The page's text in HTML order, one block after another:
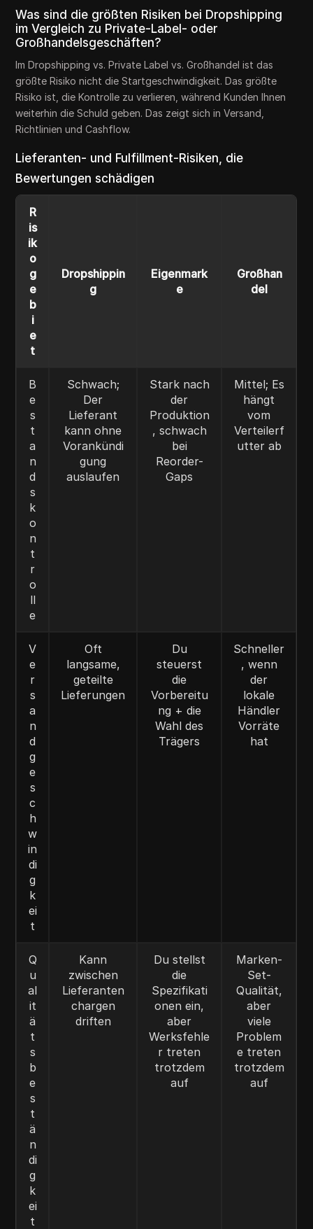
Was sind die größten Risiken bei Dropshipping
im Vergleich zu Private-Label- oder
Großhandelsgeschäften?
Im Dropshipping vs. Private Label vs. Großhandel ist das
größte Risiko nicht die Startgeschwindigkeit. Das größte
Risiko ist, die Kontrolle zu verlieren, während Kunden Ihnen
weiterhin die Schuld geben. Das zeigt sich in Versand,
Richtlinien und Cashflow.
Lieferanten- und Fulfillment-Risiken, die
Bewertungen schädigen
R
is
ik
o
g
e
b
i
e
t
Dropshippin
g
Eigenmark
e
Großhan
del
B
e
s
t
a
n
d
s
k
o
n
t
r
o
ll
e
Schwach;
Der
Lieferant
kann ohne
Vorankündi
gung
auslaufen
Stark nach
der
Produktion
, schwach
bei
Reorder-
Gaps
Mittel; Es
hängt
vom
Verteilerf
utter ab
V
e
r
s
a
n
d
g
e
s
c
h
w
in
di
g
k
ei
t
Oft
langsame,
geteilte
Lieferungen
Du
steuerst
die
Vorbereitu
ng + die
Wahl des
Trägers
Schneller
, wenn
der
lokale
Händler
Vorräte
hat
Q
u
al
it
ä
t
s
b
e
s
t
ä
n
di
g
k
ei
t
Kann
zwischen
Lieferanten
chargen
driften
Du stellst
die
Spezifikati
onen ein,
aber
Werksfehle
r treten
trotzdem
auf
Marken-
Set-
Qualität,
aber
viele
Problem
e treten
trotzdem
auf